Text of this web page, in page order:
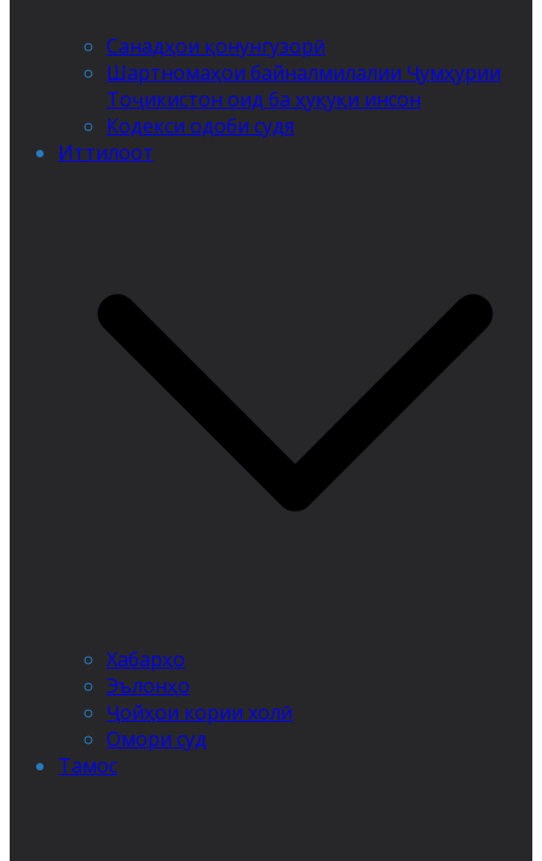
Санадҳои қонунгузорӣ
Шартномаҳои байналмилалии Ҷумҳурии
Тоҷикистон оид ба ҳуқуқи инсон
Кодекси одоби судя
Иттилоот
Хабарҳо
Эълонҳо
Ҷойҳои кории холӣ
Омори суд
Тамос